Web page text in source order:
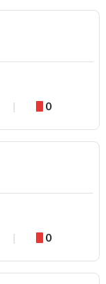
0
0